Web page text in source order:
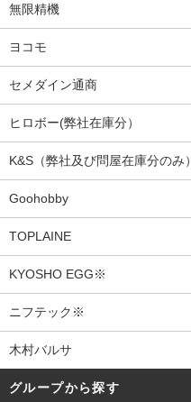
無限精機
ヨコモ
セメダイン通商
ヒロボー(弊社在庫分）
K&S（弊社及び問屋在庫分のみ）
Goohobby
TOPLAINE
KYOSHO EGG※
ニフテック※
木村バルサ
グループから探す